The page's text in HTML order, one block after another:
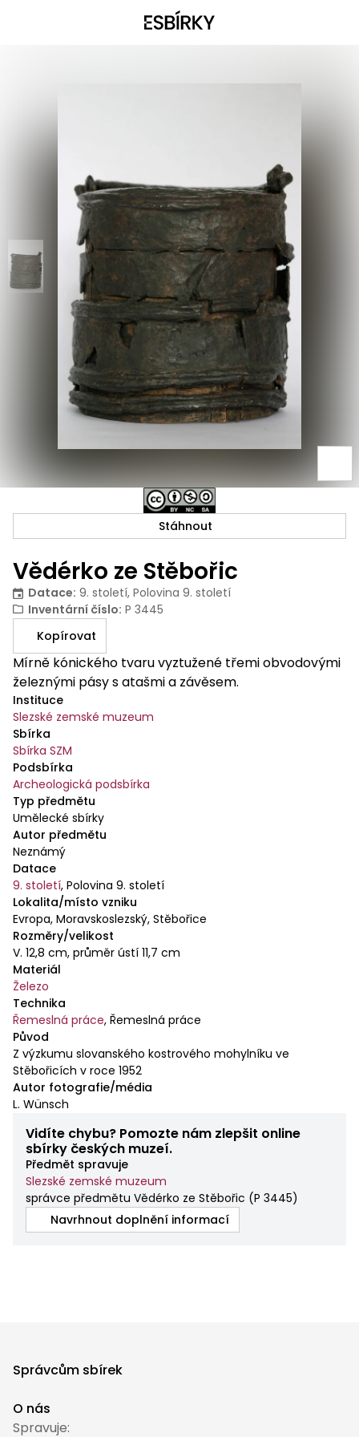
Vědérko ze Stěbořic
Datace: 9. století, Polovina 9. století
Inventární číslo: P 3445
Kopírovat
Mírně kónického tvaru vyztužené třemi obvodovými
železnými pásy s atašmi a závěsem.
Instituce
Slezské zemské muzeum
Sbírka
Sbírka SZM
Podsbírka
Archeologická podsbírka
Typ předmětu
Umělecké sbírky
Autor předmětu
Neznámý
Datace
9. století, Polovina 9. století
Lokalita/místo vzniku
Evropa, Moravskoslezský, Stěbořice
Rozměry/velikost
V. 12,8 cm, průměr ústí 11,7 cm
Materiál
Železo
Technika
Řemeslná práce, Řemeslná práce
Původ
Z výzkumu slovanského kostrového mohylníku ve
Stěbořicích v roce 1952
Autor fotografie/média
L. Wünsch
Vidíte chybu? Pomozte nám zlepšit online
sbírky českých muzeí.
Předmět spravuje
Slezské zemské muzeum
správce předmětu Vědérko ze Stěbořic (P 3445)
Navrhnout doplnění informací
Stáhnout
Správcům sbírek
O nás
Spravuje: